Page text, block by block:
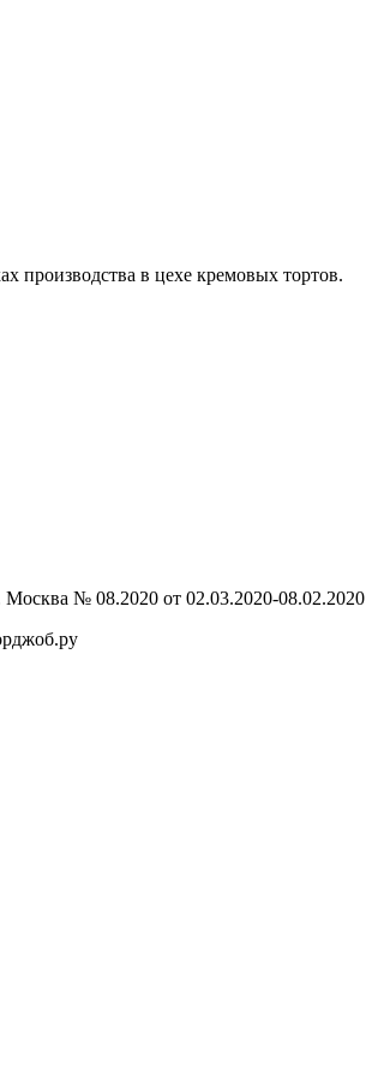
производства в цехе кремовых тортов.
№ 08.2020 от 02.03.2020-08.02.2020